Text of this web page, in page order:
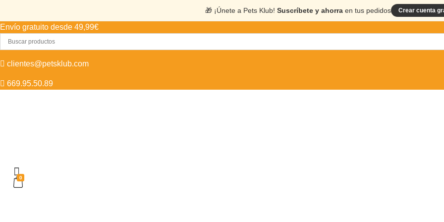
🎁 ¡Únete a Pets Klub! Suscríbete y ahorra en tus pedidos Crear cuenta
Envío gratuito desde 49,99€
clientes@petsklub.com
669.95.50.89
0